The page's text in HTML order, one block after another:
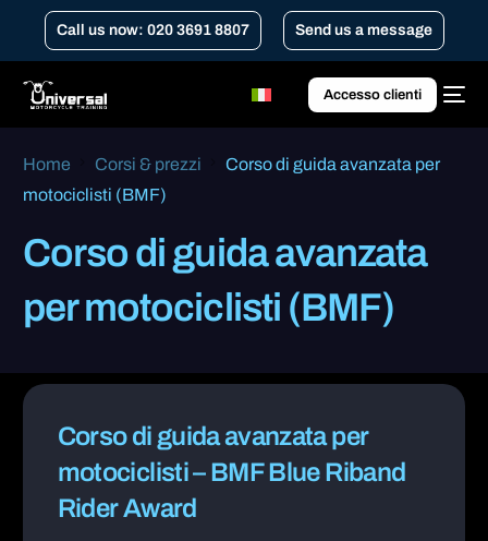
Call us now: 020 3691 8807 Send us a message
Accesso clienti
Home Corsi & prezzi
Corso di guida avanzata per
motociclisti (BMF)
Corso di guida avanzata
per motociclisti (BMF)
Corso di guida avanzata per
motociclisti – BMF Blue Riband
Rider Award